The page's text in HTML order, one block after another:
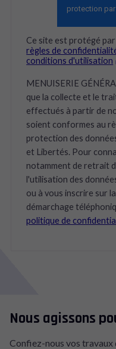
Ce site est protégé
règles de
conditions d'utilisation
MENUISERIE
que la collecte et le
effectués à partir de
soient conformes au
protection des
et Libertés. Pour
notamment de retrait
l'utilisation des
ou à vous inscrire sur
démarchage
politique de
Nous agissons
Confiez-nous vos